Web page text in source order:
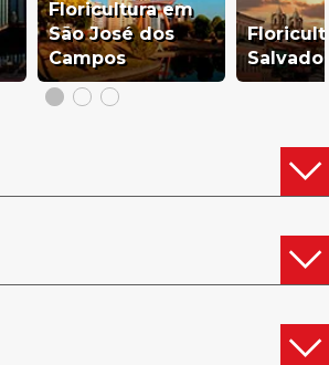
Floricultura em
São José dos
Campos